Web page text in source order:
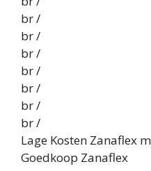
br /
br /
br /
br /
br /
br /
br /
Lage Kosten Zanaflex
Goedkoop Zanaflex